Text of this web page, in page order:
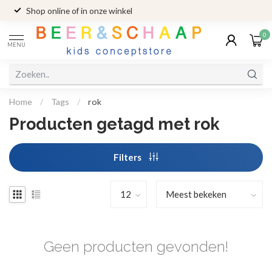
Shop online of in onze winkel
MENU
0
Home / Tags / rok
Producten getagd met rok
Filters
Geen producten gevonden!